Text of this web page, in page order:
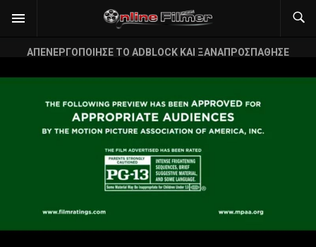
ΑΠΕΝΕΡΓΟΠΟΙΗΣΕ ΤΟ ADBLOCK ΚΑΙ ΞΑΝΑΠΡΟΣΠΑΘΗΣΕ